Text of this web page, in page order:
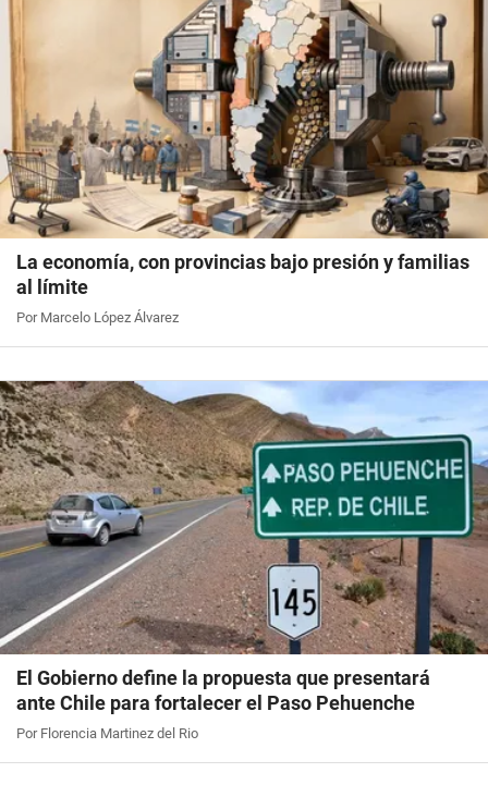
La economía, con provincias bajo presión y familias
al límite
Por Marcelo López Álvarez
El Gobierno define la propuesta que presentará
ante Chile para fortalecer el Paso Pehuenche
Por Florencia Martinez del Rio